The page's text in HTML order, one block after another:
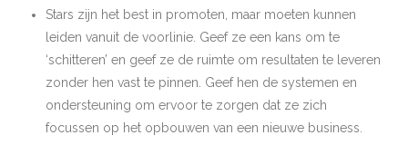
Stars zijn het best in promoten, maar moeten kunnen
leiden vanuit de voorlinie. Geef ze een kans om te
‘schitteren’ en geef ze de ruimte om resultaten te leveren
zonder hen vast te pinnen. Geef hen de systemen en
ondersteuning om ervoor te zorgen dat ze zich
focussen op het opbouwen van een nieuwe business.